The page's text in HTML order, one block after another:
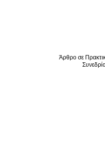
Άρθρο σε